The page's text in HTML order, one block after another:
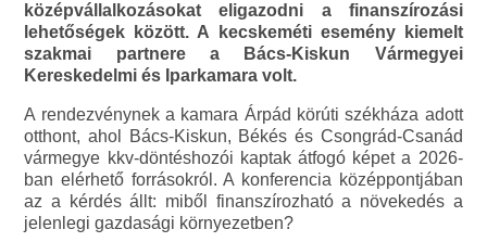
középvállalkozásokat eligazodni a finanszírozási
lehetőségek között. A kecskeméti esemény kiemelt
szakmai partnere a Bács-Kiskun Vármegyei
Kereskedelmi és Iparkamara volt.
A rendezvénynek a kamara Árpád körúti székháza adott
otthont, ahol Bács-Kiskun, Békés és Csongrád-Csanád
vármegye kkv-döntéshozói kaptak átfogó képet a 2026-
ban elérhető forrásokról. A konferencia középpontjában
az a kérdés állt: miből finanszírozható a növekedés a
jelenlegi gazdasági környezetben?